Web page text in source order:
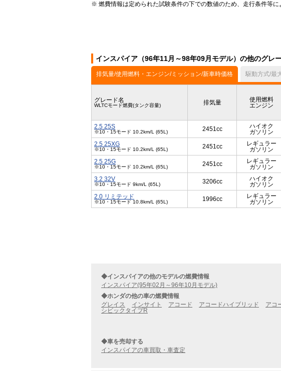
※ 燃費情報は定められた試験条件の下での数値のため、走行条件等に
インスパイア（96年11月～98年09月モデル）の他のグレ
排気量/使用燃料・エンジン/ミッション/新車時価格 駆動方式/最
グレード名
WLTCモード燃費(タンク容量) 排気量
使用燃料
エンジン
2.5 25S
※10・15モード 10.2km/L (65L) 2451cc
ハイオク
ガソリン
2.5 25XG
※10・15モード 10.2km/L (65L) 2451cc
レギュラー
ガソリン
2.5 25G
※10・15モード 10.2km/L (65L) 2451cc
レギュラー
ガソリン
3.2 32V
※10・15モード 9km/L (65L) 3206cc
ハイオク
ガソリン
2.0 リミテッド
※10・15モード 10.8km/L (65L) 1996cc
レギュラー
ガソリン
◆インスパイアの他のモデルの燃費情報
インスパイア(95年02月～96年10月モデル)
◆ホンダの他の車の燃費情報
グレイス
インサイト アコード アコードハイブリッド アコ
シビックタイプR
◆車を売却する
インスパイアの車買取・車査定